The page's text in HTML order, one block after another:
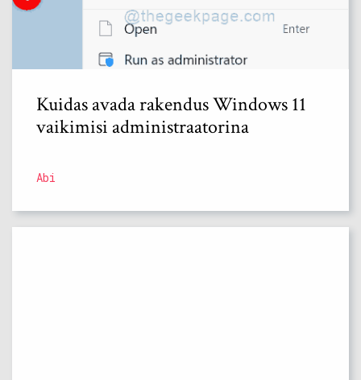
Kuidas avada rakendus Windows 11
vaikimisi administraatorina
Abi